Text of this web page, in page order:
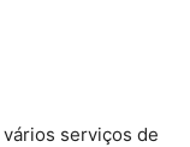
serviços de